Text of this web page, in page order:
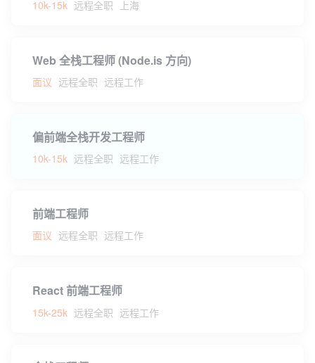
10k-15k 远程全职 上海
Web 全栈工程师 (Node.is 方向)
面议 远程全职 远程工作
偏前端全栈开发工程师
10k-15k 远程全职 远程工作
前端工程师
面议 远程全职 远程工作
React 前端工程师
15k-25k 远程全职 远程工作